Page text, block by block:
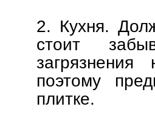
2. Кухня.
стоит
поэтому
плитке.